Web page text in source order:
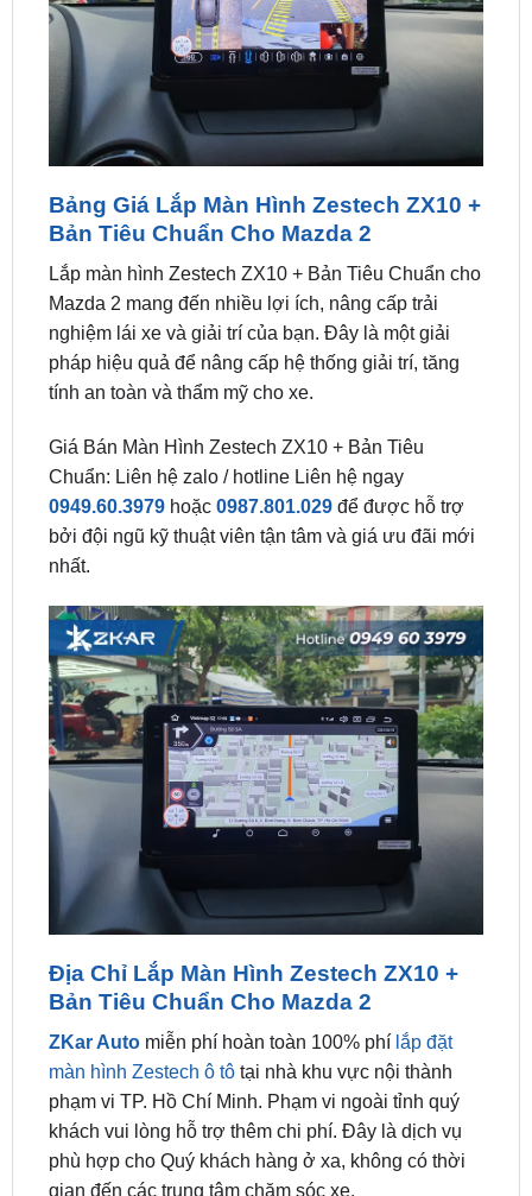
Bảng Giá Lắp Màn Hình Zestech ZX10 +
Bản Tiêu Chuẩn Cho Mazda 2
Lắp màn hình Zestech ZX10 + Bản Tiêu Chuẩn cho
Mazda 2 mang đến nhiều lợi ích, nâng cấp trải
nghiệm lái xe và giải trí của bạn. Đây là một giải
pháp hiệu quả để nâng cấp hệ thống giải trí, tăng
tính an toàn và thẩm mỹ cho xe.
Giá Bán Màn Hình Zestech ZX10 + Bản Tiêu
0949.60.3979 hoặc0987.801.029 để được hỗ trợ
bởi đội ngũ kỹ thuật viên tận tâm và giá ưu đãi mới
nhất.
Địa Chỉ Lắp Màn Hình Zestech ZX10 +
Bản Tiêu Chuẩn Cho Mazda 2
ZKar Automiễn phí hoàn toàn 100% phílắp đặt
màn hình Zestech ô tôtại nhà khu vực nội thành
phạm vi TP. Hồ Chí Minh. Phạm vi ngoài tỉnh quý
khách vui lòng hỗ trợ thêm chi phí. Đây là dịch vụ
phù hợp cho Quý khách hàng ở xa, không có thời
gian đến các trung tâm chăm sóc xe.
Ngoài ra quý khách có thể đến trực tiếp tại ZKar